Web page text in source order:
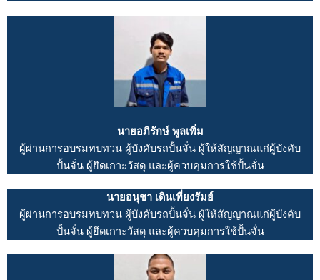
นายอภิรักษ์ พูลเพิ่ม
ผู้ผ่านการอบรมทบทวน ผู้บังคับรถปั้นจั่น ผู้ให้สัญญาณแก่ผู้บังคับ
ปั้นจั่น ผู้ยึดเกาะวัสดุ และผู้ควบคุมการใช้ปั้นจั่น
นายอนุชา เดินเที่ยงรัมย์
ผู้ผ่านการอบรมทบทวน ผู้บังคับรถปั้นจั่น ผู้ให้สัญญาณแก่ผู้บังคับ
ปั้นจั่น ผู้ยึดเกาะวัสดุ และผู้ควบคุมการใช้ปั้นจั่น